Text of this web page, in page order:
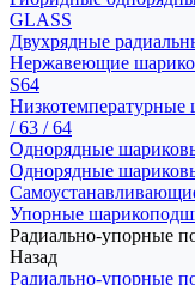
GLASS
Двухрядные
Нержавеющие
S64
/ 63 / 64
Однорядные
Однорядные
Упорные
Радиально-упорные
Назад
Радиально-упорные